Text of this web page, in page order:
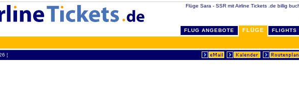
Flüge Sara - SSR mit Airline Tickets .de billig
FLUG ANGEBOTE FLÜGE FLIGHTS
¦